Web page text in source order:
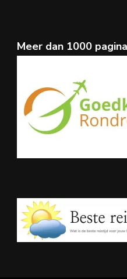
Meer dan 1000